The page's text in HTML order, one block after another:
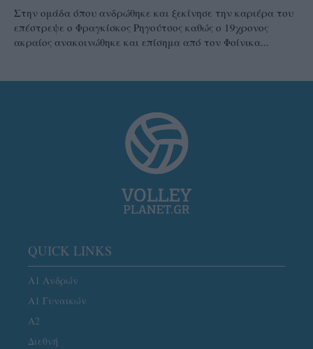
Στην ομάδα όπου ανδρώθηκε και ξεκίνησε την καριέρα του
επέστρεψε ο Φραγκίσκος Ρηγούτσος καθώς ο 19χρονος
ακραίος ανακοινώθηκε και επίσημα από τον Φοίνικα...
QUICK LINKS
Α1 Ανδρών
Α1 Γυναικών
A2
Διεθνή